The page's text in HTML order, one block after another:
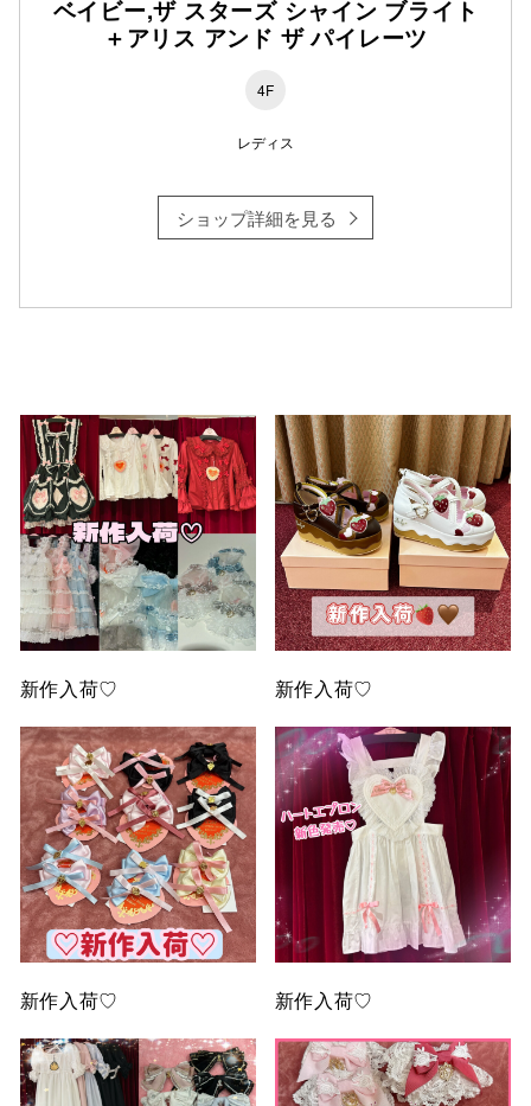
ベイビー,ザ スターズ シャイン ブライト
＋アリス アンド ザ パイレーツ
4F
レディス
ショップ詳細を見る
新作入荷♡ 新作入荷♡
新作入荷♡ 新作入荷♡